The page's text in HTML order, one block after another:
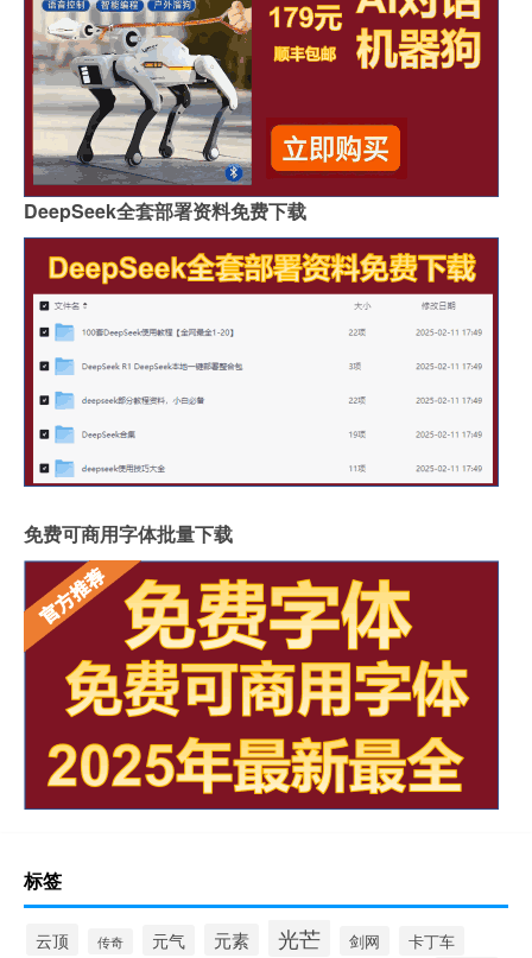
DeepSeek全套部署资料免费下载
免费可商用字体批量下载
标签
云顶 传奇 元气 元素 光芒 剑网 卡丁车